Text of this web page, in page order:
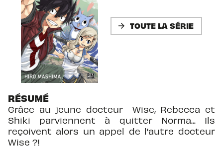
arrow_forward TOUTE LA SÉRIE
RÉSUMÉ
Grâce au jeune docteur Wise, Rebecca et
Shiki parviennent à quitter Norma... Ils
reçoivent alors un appel de l'autre docteur
Wise ?!